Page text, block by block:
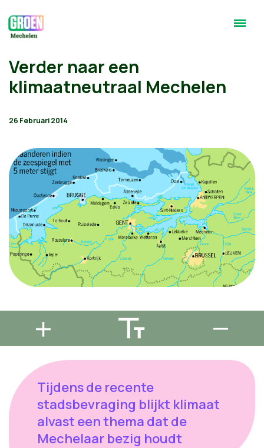
Verder naar een
klimaatneutraal Mechelen
26 Februari 2014
Tijdens de recente
stadsbevraging blijkt klimaat
alvast een thema dat de
Mechelaar bezig houdt